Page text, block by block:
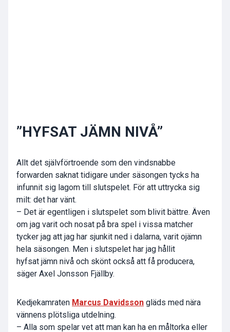
”HYFSAT JÄMN NIVÅ”
Allt det självförtroende som den vindsnabbe
forwarden saknat tidigare under säsongen tycks ha
infunnit sig lagom till slutspelet. För att uttrycka sig
milt: det har vänt.
– Det är egentligen i slutspelet som blivit bättre. Även
om jag varit och nosat på bra spel i vissa matcher
tycker jag att jag har sjunkit ned i dalarna, varit ojämn
hela säsongen. Men i slutspelet har jag hållit
hyfsat jämn nivå och skönt också att få producera,
säger Axel Jonsson Fjällby.
Kedjekamraten Marcus Davidsson gläds med nära
vännens plötsliga utdelning.
– Alla som spelar vet att man kan ha en måltorka eller